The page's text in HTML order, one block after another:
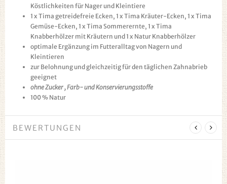
Köstlichkeiten für Nager und Kleintiere
1 x Tima getreidefreie Ecken, 1 x Tima Kräuter-Ecken, 1 x Tima
Gemüse-Ecken, 1 x Tima Sommerernte, 1 x Tima
Knabberhölzer mit Kräutern und 1 x Natur Knabberhölzer
optimale Ergänzung im Futteralltag von Nagern und
Kleintieren
zur Belohnung und gleichzeitig für den täglichen Zahnabrieb
geeignet
ohne Zucker , Farb- und Konservierungsstoffe
100 % Natur
BEWERTUNGEN